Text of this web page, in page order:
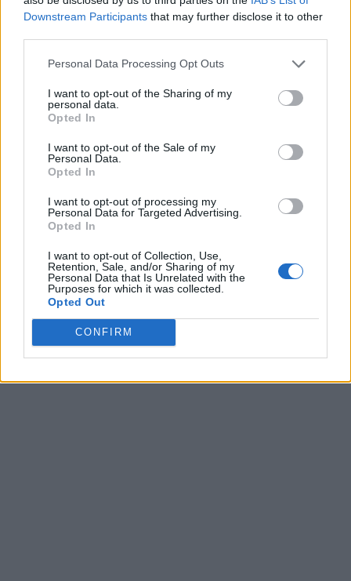
Downstream Participants that may further disclose it to other
Personal Data Processing Opt Outs
I want to opt-out of the Sharing of my
personal data.
Opted In
I want to opt-out of the Sale of my
Personal Data.
Opted In
I want to opt-out of processing my
Personal Data for Targeted Advertising.
Opted In
I want to opt-out of Collection, Use,
Retention, Sale, and/or Sharing of my
Personal Data that Is Unrelated with the
Purposes for which it was collected.
Opted Out
CONFIRM